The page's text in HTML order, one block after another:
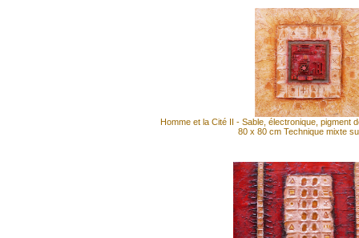
Homme et la Cité II - Sable, électronique, pigment
80 x 80 cm Technique mixte